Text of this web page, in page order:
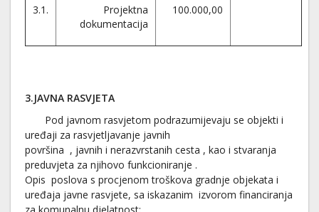
3.1.
Projektna
dokumentacija
100.000,00
3.JAVNA RASVJETA
Pod javnom rasvjetom podrazumijevaju se objekti i
uređaji za rasvjetljavanje javnih
površina , javnih i nerazvrstanih cesta , kao i stvaranja
preduvjeta za njihovo funkcioniranje .
Opis poslova s procjenom troškova gradnje objekata i
uređaja javne rasvjete, sa iskazanim izvorom financiranja